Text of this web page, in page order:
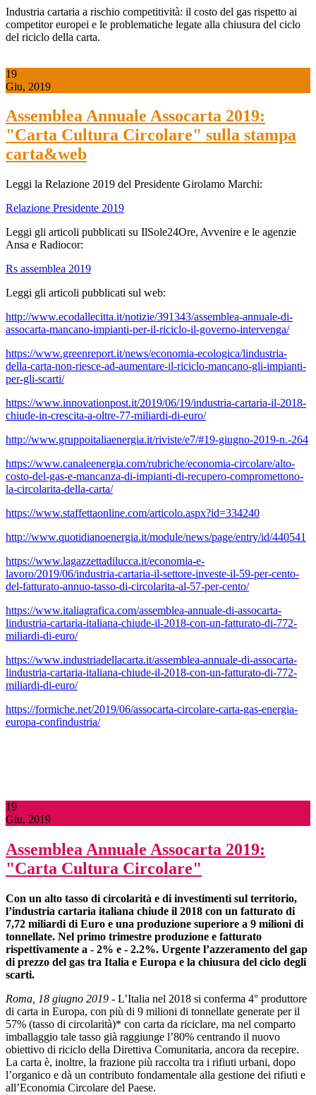
Industria cartaria a rischio competitività: il costo del gas rispetto ai
competitor europei e le problematiche legate alla chiusura del ciclo
del riciclo della carta.
19
Giu, 2019
Assemblea Annuale Assocarta 2019:
"Carta Cultura Circolare" sulla stampa
carta&web
Leggi la Relazione 2019 del Presidente Girolamo Marchi:
Relazione Presidente 2019
Leggi gli articoli pubblicati su IlSole24Ore, Avvenire e le agenzie
Ansa e Radiocor:
Rs assemblea 2019
Leggi gli articoli pubblicati sul web:
http://www.ecodallecitta.it/notizie/391343/assemblea-annuale-di-
assocarta-mancano-impianti-per-il-riciclo-il-governo-intervenga/
https://www.greenreport.it/news/economia-ecologica/lindustria-
della-carta-non-riesce-ad-aumentare-il-riciclo-mancano-gli-impianti-
per-gli-scarti/
https://www.innovationpost.it/2019/06/19/industria-cartaria-il-2018-
chiude-in-crescita-a-oltre-77-miliardi-di-euro/
http://www.gruppoitaliaenergia.it/riviste/e7/#19-giugno-2019-n.-264
https://www.canaleenergia.com/rubriche/economia-circolare/alto-
costo-del-gas-e-mancanza-di-impianti-di-recupero-compromettono-
la-circolarita-della-carta/
https://www.staffettaonline.com/articolo.aspx?id=334240
http://www.quotidianoenergia.it/module/news/page/entry/id/440541
https://www.lagazzettadilucca.it/economia-e-
lavoro/2019/06/industria-cartaria-il-settore-investe-il-59-per-cento-
del-fatturato-annuo-tasso-di-circolarita-al-57-per-cento/
https://www.italiagrafica.com/assemblea-annuale-di-assocarta-
lindustria-cartaria-italiana-chiude-il-2018-con-un-fatturato-di-772-
miliardi-di-euro/
https://www.industriadellacarta.it/assemblea-annuale-di-assocarta-
lindustria-cartaria-italiana-chiude-il-2018-con-un-fatturato-di-772-
miliardi-di-euro/
https://formiche.net/2019/06/assocarta-circolare-carta-gas-energia-
europa-confindustria/
19
Giu, 2019
Assemblea Annuale Assocarta 2019:
"Carta Cultura Circolare"
Con un alto tasso di circolarità e di investimenti sul territorio,
l’industria cartaria italiana chiude il 2018 con un fatturato di
7,72 miliardi di Euro e una produzione superiore a 9 milioni di
tonnellate. Nel primo trimestre produzione e fatturato
rispettivamente a - 2% e - 2.2%. Urgente l’azzeramento del gap
di prezzo del gas tra Italia e Europa e la chiusura del ciclo degli
scarti.
Roma, 18 giugno 2019 - L’Italia nel 2018 si conferma 4° produttore
di carta in Europa, con più di 9 milioni di tonnellate generate per il
57% (tasso di circolarità)* con carta da riciclare, ma nel comparto
imballaggio tale tasso già raggiunge l’80% centrando il nuovo
obiettivo di riciclo della Direttiva Comunitaria, ancora da recepire.
La carta è, inoltre, la frazione più raccolta tra i rifiuti urbani, dopo
l’organico e dà un contributo fondamentale alla gestione dei rifiuti e
all’Economia Circolare del Paese.